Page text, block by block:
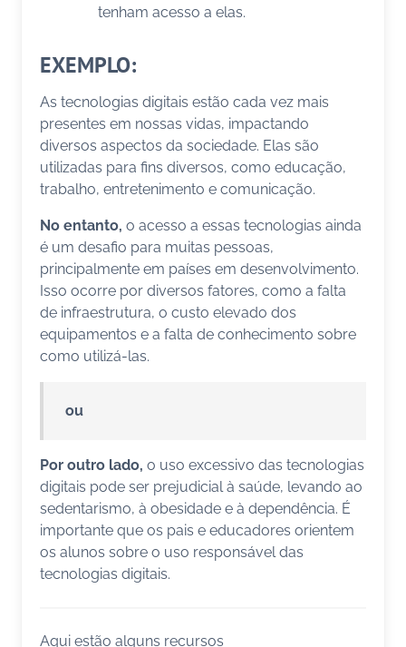
tenham acesso a elas.
EXEMPLO:
As tecnologias digitais estão cada vez mais
presentes em nossas vidas, impactando
diversos aspectos da sociedade. Elas são
utilizadas para fins diversos, como educação,
trabalho, entretenimento e comunicação.
No entanto, o acesso a essas tecnologias ainda
é um desafio para muitas pessoas,
principalmente em países em desenvolvimento.
Isso ocorre por diversos fatores, como a falta
de infraestrutura, o custo elevado dos
equipamentos e a falta de conhecimento sobre
como utilizá-las.
ou
Por outro lado, o uso excessivo das tecnologias
digitais pode ser prejudicial à saúde, levando ao
sedentarismo, à obesidade e à dependência. É
importante que os pais e educadores orientem
os alunos sobre o uso responsável das
tecnologias digitais.
Aqui estão alguns recursos